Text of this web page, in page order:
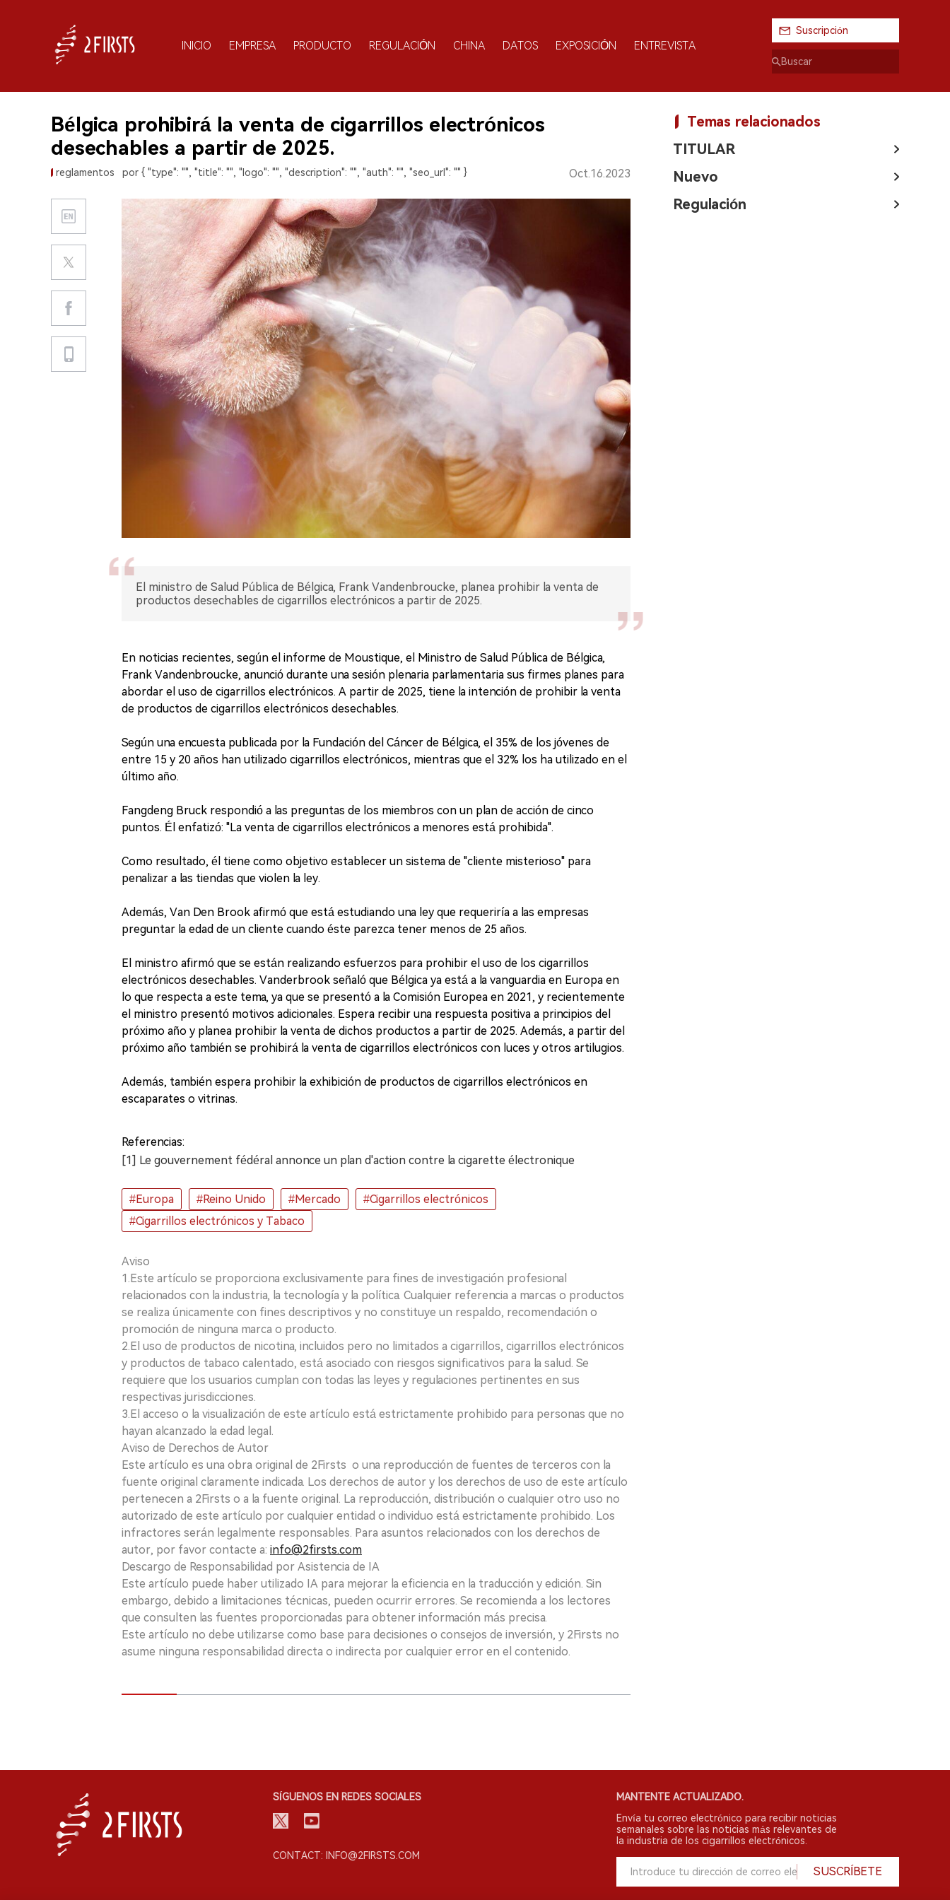
INICIO EMPRESA PRODUCTO REGULACIÓN CHINA DATOS EXPOSICIÓN ENTREVISTA
Suscripción
Bélgica prohibirá la venta de cigarrillos electrónicos
desechables a partir de 2025.
reglamentos por { "type": "", "title": "", "logo": "", "description": "", "auth": "", "seo_url": "" } Oct.16.2023
El ministro de Salud Pública de Bélgica, Frank Vandenbroucke, planea prohibir la venta de
productos desechables de cigarrillos electrónicos a partir de 2025.
En noticias recientes, según el informe de Moustique, el Ministro de Salud Pública de Bélgica,
Frank Vandenbroucke, anunció durante una sesión plenaria parlamentaria sus firmes planes para
abordar el uso de cigarrillos electrónicos. A partir de 2025, tiene la intención de prohibir la venta
de productos de cigarrillos electrónicos desechables.
Según una encuesta publicada por la Fundación del Cáncer de Bélgica, el 35% de los jóvenes de
entre 15 y 20 años han utilizado cigarrillos electrónicos, mientras que el 32% los ha utilizado en el
último año.
Fangdeng Bruck respondió a las preguntas de los miembros con un plan de acción de cinco
puntos. Él enfatizó: "La venta de cigarrillos electrónicos a menores está prohibida".
Como resultado, él tiene como objetivo establecer un sistema de "cliente misterioso" para
penalizar a las tiendas que violen la ley.
Además, Van Den Brook afirmó que está estudiando una ley que requeriría a las empresas
preguntar la edad de un cliente cuando éste parezca tener menos de 25 años.
El ministro afirmó que se están realizando esfuerzos para prohibir el uso de los cigarrillos
electrónicos desechables. Vanderbrook señaló que Bélgica ya está a la vanguardia en Europa en
lo que respecta a este tema, ya que se presentó a la Comisión Europea en 2021, y recientemente
el ministro presentó motivos adicionales. Espera recibir una respuesta positiva a principios del
próximo año y planea prohibir la venta de dichos productos a partir de 2025. Además, a partir del
próximo año también se prohibirá la venta de cigarrillos electrónicos con luces y otros artilugios.
Además, también espera prohibir la exhibición de productos de cigarrillos electrónicos en
escaparates o vitrinas.
Referencias:
[1] Le gouvernement fédéral annonce un plan d'action contre la cigarette électronique
#Europa #Reino Unido #Mercado
#Cigarrillos electrónicos
#Cigarrillos electrónicos y Tabaco
Aviso
1.Este artículo se proporciona exclusivamente para fines de investigación profesional
relacionados con la industria, la tecnología y la política. Cualquier referencia a marcas o productos
se realiza únicamente con fines descriptivos y no constituye un respaldo, recomendación o
promoción de ninguna marca o producto.
2.El uso de productos de nicotina, incluidos pero no limitados a cigarrillos, cigarrillos electrónicos
y productos de tabaco calentado, está asociado con riesgos significativos para la salud. Se
requiere que los usuarios cumplan con todas las leyes y regulaciones pertinentes en sus
respectivas jurisdicciones.
3.El acceso o la visualización de este artículo está estrictamente prohibido para personas que no
hayan alcanzado la edad legal.
Aviso de Derechos de Autor
Este artículo es una obra original de 2Firsts o una reproducción de fuentes de terceros con la
fuente original claramente indicada. Los derechos de autor y los derechos de uso de este artículo
pertenecen a 2Firsts o a la fuente original. La reproducción, distribución o cualquier otro uso no
autorizado de este artículo por cualquier entidad o individuo está estrictamente prohibido. Los
infractores serán legalmente responsables. Para asuntos relacionados con los derechos de
autor, por favor contacte a: info@2firsts.com
Descargo de Responsabilidad por Asistencia de IA
Este artículo puede haber utilizado IA para mejorar la eficiencia en la traducción y edición. Sin
embargo, debido a limitaciones técnicas, pueden ocurrir errores. Se recomienda a los lectores
que consulten las fuentes proporcionadas para obtener información más precisa.
Este artículo no debe utilizarse como base para decisiones o consejos de inversión, y 2Firsts no
asume ninguna responsabilidad directa o indirecta por cualquier error en el contenido.
Temas relacionados
TITULAR
Nuevo
Regulación
SÍGUENOS EN REDES SOCIALES
CONTACT: INFO@2FIRSTS.COM
MANTENTE ACTUALIZADO.
Envía tu correo electrónico para recibir noticias
semanales sobre las noticias más relevantes de
la industria de los cigarrillos electrónicos.
SUSCRÍBETE